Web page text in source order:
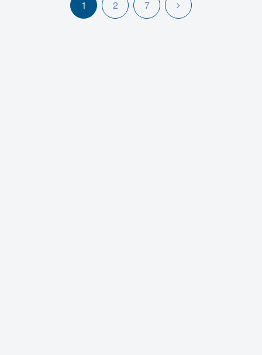
1 2 7
次